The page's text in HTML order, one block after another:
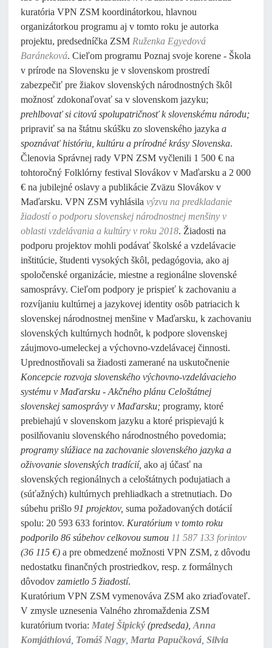
kuratória VPN ZSM koordinátorkou, hlavnou
organizátorkou programu aj v tomto roku je autorka
projektu, predsedníčka ZSM Ruženka Egyedová
Baráneková. Cieľom programu Poznaj svoje korene - Škola
v prírode na Slovensku je v slovenskom prostredí
zabezpečiť pre žiakov slovenských národnostných škôl
možnosť zdokonaľovať sa v slovenskom jazyku;
prehlbovať si citovú spolupatričnosť k slovenskému národu;
pripraviť sa na štátnu skúšku zo slovenského jazyka a
spoznávať históriu, kultúru a prírodné krásy Slovenska.
Členovia Správnej rady VPN ZSM vyčlenili 1 500 € na
tohtoročný Folklórny festival Slovákov v Maďarsku a 2 000
€ na jubilejné oslavy a publikácie Zväzu Slovákov v
Maďarsku. VPN ZSM vyhlásila výzvu na predkladanie
žiadostí o podporu slovenskej národnostnej menšiny v
oblasti vzdelávania a kultúry v roku 2018. Žiadosti na
podporu projektov mohli podávať školské a vzdelávacie
inštitúcie, študenti vysokých škôl, pedagógovia, ako aj
spoločenské organizácie, miestne a regionálne slovenské
samosprávy. Cieľom podpory je prispieť k zachovaniu a
rozvíjaniu kultúrnej a jazykovej identity osôb patriacich k
slovenskej národnostnej menšine v Maďarsku, k zachovaniu
slovenských kultúrnych hodnôt, k podpore slovenskej
záujmovo-umeleckej a výchovno-vzdelávacej činnosti.
Uprednostňovali sa žiadosti zamerané na uskutočnenie
Koncepcie rozvoja slovenského výchovno-vzdelávacieho
systému v Maďarsku - Akčného plánu Celoštátnej
slovenskej samosprávy v Maďarsku; programy, ktoré
prebiehajú v slovenskom jazyku a ktoré prispievajú k
posilňovaniu slovenského národnostného povedomia;
programy slúžiace na zachovanie slovenského jazyka a
oživovanie slovenských tradícií, ako aj účasť na
slovenských regionálnych a celoštátnych podujatiach a
(súťažných) kultúrnych prehliadkach a stretnutiach. Do
súbehu prišlo 91 projektov, suma požadovaných dotácií
spolu: 20 593 633 forintov. Kuratórium v tomto roku
podporilo 86 súbehov celkovou sumou 11 587 133 forintov
(36 115 €) a pre obmedzené možnosti VPN ZSM, z dôvodu
nedostatku finančných prostriedkov, resp. z formálnych
dôvodov zamietlo 5 žiadostí.
Kuratórium VPN ZSM vymenováva ZSM ako zriaďovateľ.
V zmysle uznesenia Valného zhromaždenia ZSM
kuratórium tvoria: Matej Šipický (predseda), Anna
Komjáthiová Tomáš Nagy Marta Papučková Silvia